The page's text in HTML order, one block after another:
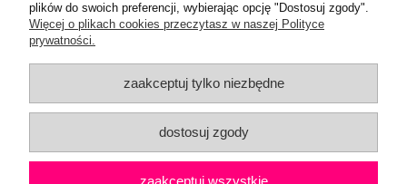
Pomoc
Moje konto
Płatności i dostawa
Informacje
plików do swoich preferencji, wybierając opcję "Dostosuj zgody".
Więcej o plikach cookies przeczytasz w naszej Polityce
prywatności.
zaakceptuj tylko niezbędne
dostosuj zgody
zaakceptuj wszystkie